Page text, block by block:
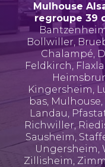
Mulhouse
regroupe 39
Bollwiller,
Chalampé,
Feldkirch,
Kingersheim,
bas, Mulhouse,
Landau,
Richwiller,
Sausheim,
Ungersheim,
Zillisheim,